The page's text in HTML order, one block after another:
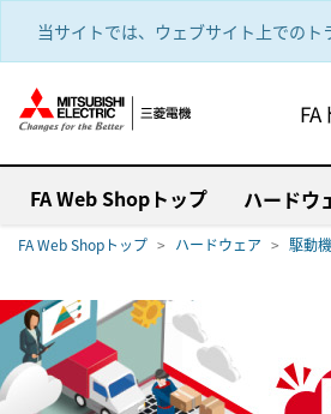
当サイトでは、ウェブサイト上での
FA
FA Web Shopトップ ハードウ
FA Web Shopトップ ハードウェア 駆動